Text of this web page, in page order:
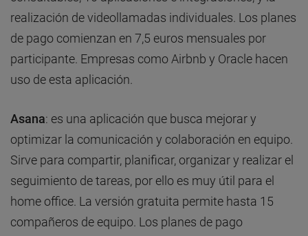
realización de videollamadas individuales. Los planes
de pago comienzan en 7,5 euros mensuales por
participante. Empresas como Airbnb y Oracle hacen
uso de esta aplicación.
Asana: es una aplicación que busca mejorar y
optimizar la comunicación y colaboración en equipo.
Sirve para compartir, planificar, organizar y realizar el
seguimiento de tareas, por ello es muy útil para el
home office. La versión gratuita permite hasta 15
compañeros de equipo. Los planes de pago